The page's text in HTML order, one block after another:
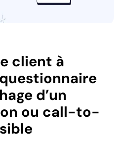
client à
d’un
ou call-to-